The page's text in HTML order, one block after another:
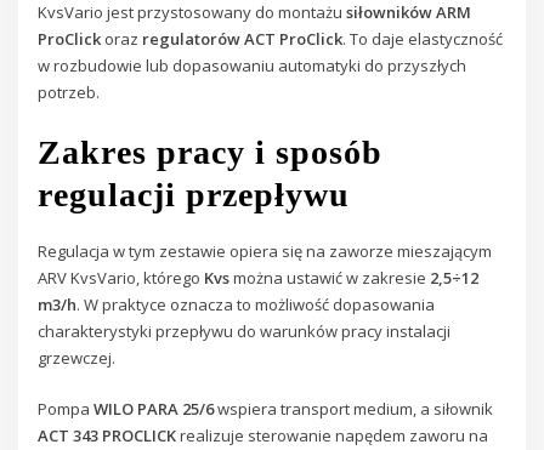
KvsVario jest przystosowany do montażusiłowników ARM
ProClick oraz regulatorów ACT ProClick. To daje elastyczność
w rozbudowie lub dopasowaniu automatyki do przyszłych
potrzeb.
Zakres pracy i sposób
regulacji przepływu
Regulacja w tym zestawie opiera się na zaworze mieszającym
ARV KvsVario, którego Kvsmożna ustawić w zakresie 2,5÷12
m3/h. W praktyce oznacza to możliwość dopasowania
charakterystyki przepływu do warunków pracy instalacji
grzewczej.
PompaWILO PARA 25/6wspiera transport medium, a siłownik
ACT 343 PROCLICKrealizuje sterowanie napędem zaworu na